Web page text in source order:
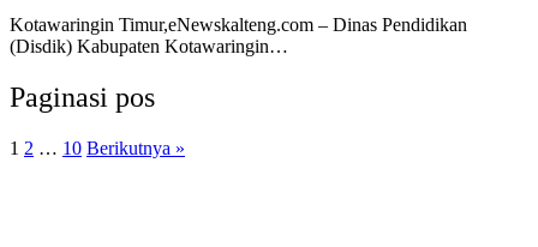
Kotawaringin Timur,eNewskalteng.com – Dinas Pendidikan
(Disdik) Kabupaten Kotawaringin…
Paginasi pos
1 2 … 10 Berikutnya »